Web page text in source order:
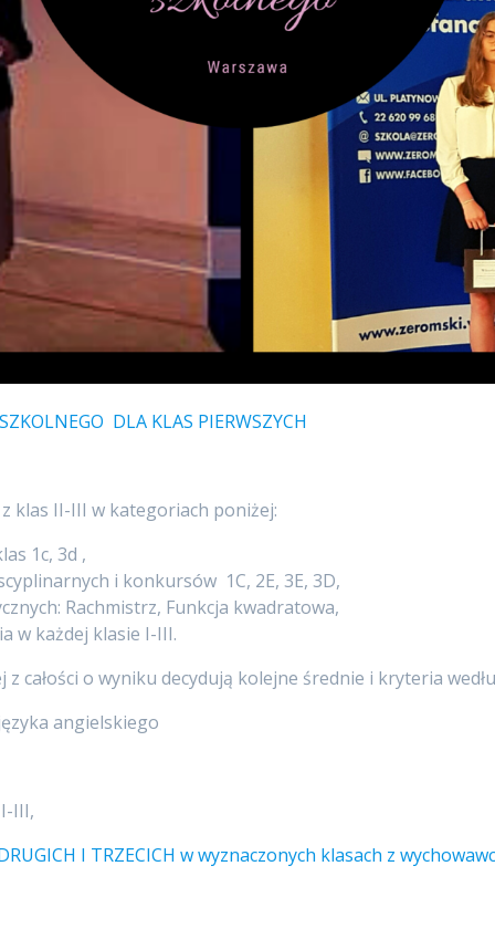
DLA KLAS PIERWSZYCH
klas II-III w kategoriach poniżej:
1c, 3d ,
i konkursów 1C, 2E, 3E, 3D,
Rachmistrz, Funkcja kwadratowa,
w każdej klasie I-III.
całości o wyniku decydują kolejne średnie i kryteria
angielskiego
III,
I TRZECICH w wyznaczonych klasach z